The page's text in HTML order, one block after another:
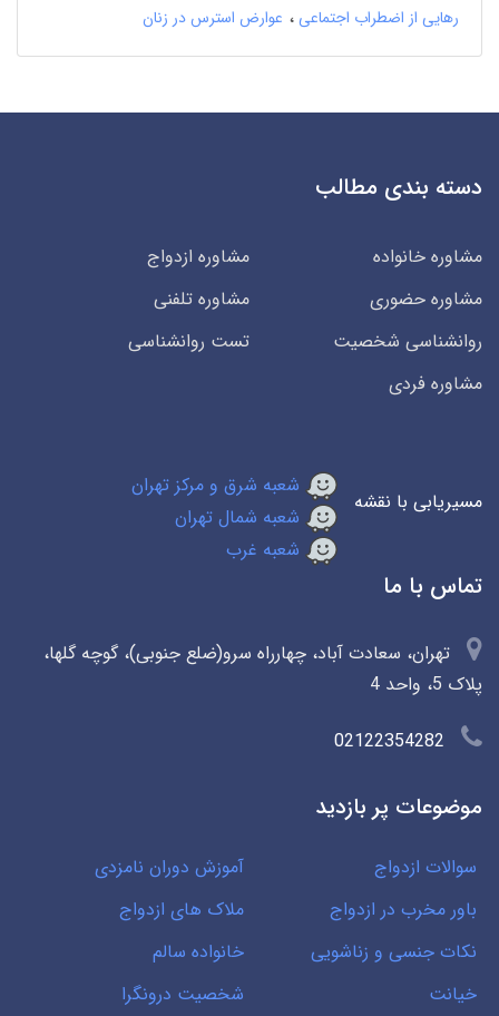
رهایی از اضطراب اجتماعی
عوارض استرس در زنان
دسته بندی مطالب
مشاوره خانواده
مشاوره ازدواج
مشاوره حضوری
مشاوره تلفنی
روانشناسی شخصیت
تست روانشناسی
مشاوره فردی
مسیریابی با نقشه
شعبه شرق و مرکز تهران
شعبه شمال تهران
شعبه غرب
تماس با ما
تهران، سعادت آباد، چهارراه سرو(ضلع جنوبی)، گوچه گلها،
پلاک 5، واحد 4
02122354282
موضوعات پر بازدید
سوالات ازدواج
آموزش دوران نامزدی
باور مخرب در ازدواج
ملاک های ازدواج
نکات جنسی و زناشویی
خانواده سالم
خیانت
شخصیت درونگرا